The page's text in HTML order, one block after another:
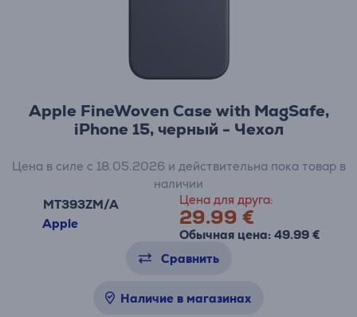
Apple FineWoven Case with MagSafe,
iPhone 15, черный - Чехол
MT393ZM/A
Apple
Цена для друга:
29.99 €
Обычная цена: 49.99 €
Цена в силе с 18.05.2026 и действительна пока товар в
наличии
Сравнить
Наличие в магазинах